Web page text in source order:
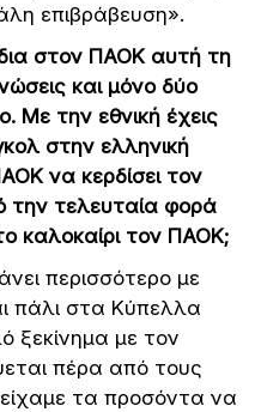
επιβράβευση».
στον ΠΑΟΚ αυτή τη
και μόνο δύο
Με την εθνική έχεις
στην ελληνική
να κερδίσει τον
την τελευταία φορά
καλοκαίρι τον ΠΑΟΚ;
περισσότερο με
πάλι στα Κύπελλα
ξεκίνημα με τον
πέρα από τους
τα προσόντα να